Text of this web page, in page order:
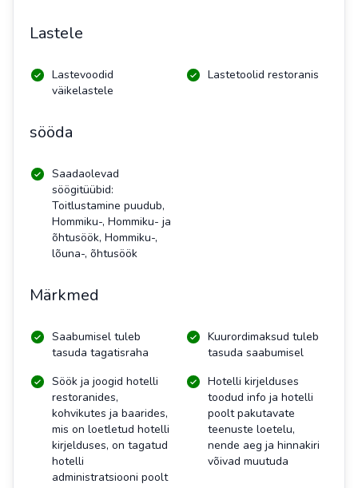
Lastele
Lastevoodid
väikelastele
Lastetoolid restoranis
sööda
Saadaolevad
söögitüübid:
Toitlustamine puudub,
Hommiku-, Hommiku- ja
õhtusöök, Hommiku-,
lõuna-, õhtusöök
Märkmed
Saabumisel tuleb
tasuda tagatisraha
Kuurordimaksud tuleb
tasuda saabumisel
Söök ja joogid hotelli
restoranides,
kohvikutes ja baarides,
mis on loetletud hotelli
kirjelduses, on tagatud
hotelli
administratsiooni poolt
Hotelli kirjelduses
toodud info ja hotelli
poolt pakutavate
teenuste loetelu,
nende aeg ja hinnakiri
võivad muutuda